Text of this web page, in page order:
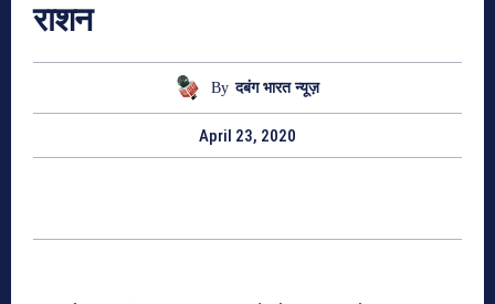
राशन
By दबंग भारत न्यूज़
April 23, 2020